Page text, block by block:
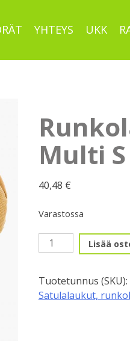
YHTEYS UKK
Multi
40,48 €
Varastossa
Runkolaukku,
Evoc
S
0,7l,
Lisää
Tuotetunnus (SKU):
Satulalaukut,